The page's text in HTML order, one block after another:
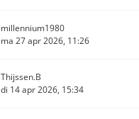
millennium1980
ma 27 apr 2026, 11:26
Thijssen.B
di 14 apr 2026, 15:34